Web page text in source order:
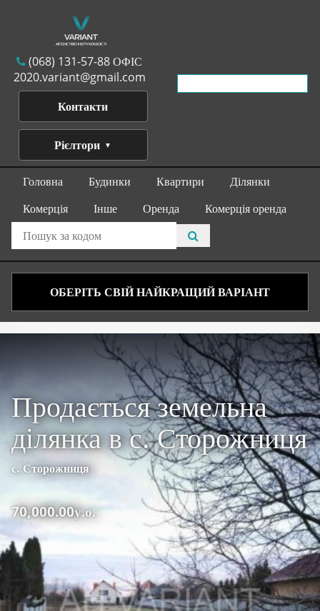
(068) 131-57-88 ОФІС
2020.variant@gmail.com
Контакти
Рієлтори
Головна Будинки Квартири
Ділянки
Комерція
Інше Оренда Комерція оренда
ОБЕРІТЬ СВІЙ НАЙКРАЩИЙ ВАРІАНТ
Продається земельна
ділянка в с. Сторожниця
с. Сторожниця
70,000.00у.о.